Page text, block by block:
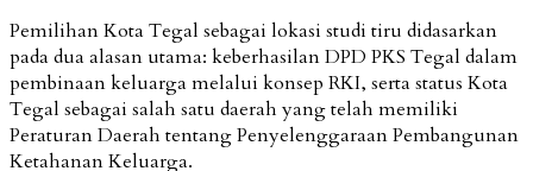
Pemilihan Kota Tegal sebagai lokasi studi tiru didasarkan
pada dua alasan utama: keberhasilan DPD PKS Tegal dalam
pembinaan keluarga melalui konsep RKI, serta status Kota
Tegal sebagai salah satu daerah yang telah memiliki
Peraturan Daerah tentang Penyelenggaraan Pembangunan
Ketahanan Keluarga.